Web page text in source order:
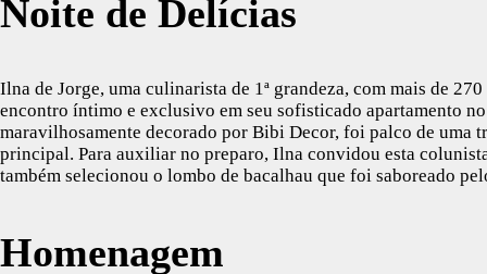
Noite de Delícias
Ilna de Jorge, uma culinarista de 1ª grandeza, com mais de
encontro íntimo e exclusivo em seu sofisticado apartamento
maravilhosamente decorado por Bibi Decor, foi palco de uma
principal. Para auxiliar no preparo, Ilna convidou esta
também selecionou o lombo de bacalhau que foi saboreado
Homenagem